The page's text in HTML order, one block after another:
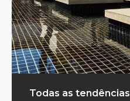
Todas as tendências